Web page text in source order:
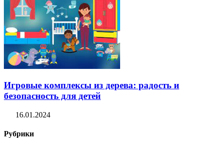
Игровые комплексы из дерева: радость и
безопасность для детей
16.01.2024
Рубрики